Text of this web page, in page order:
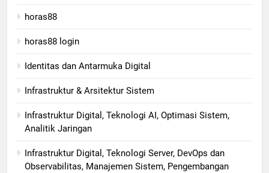
horas88
horas88 login
Identitas dan Antarmuka Digital
Infrastruktur & Arsitektur Sistem
Infrastruktur Digital, Teknologi AI, Optimasi Sistem,
Analitik Jaringan
Infrastruktur Digital, Teknologi Server, DevOps dan
Observabilitas, Manajemen Sistem, Pengembangan